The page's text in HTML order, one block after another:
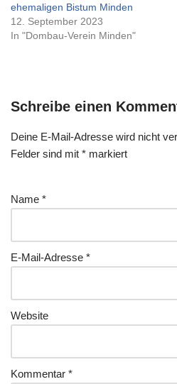
ehemaligen Bistum Minden
12. September 2023
In "Dombau-Verein Minden"
Schreibe einen
Deine E-Mail-Adresse wird nicht
Felder sind mit * markiert
Name *
E-Mail-Adresse *
Website
Kommentar *